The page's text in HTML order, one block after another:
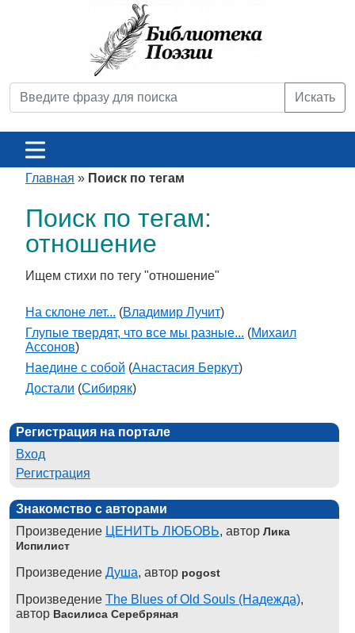
Искать
Главная » Поиск по тегам
Поиск по тегам:
отношение
Ищем стихи по тегу "отношение"
На склоне лет... (Владимир Лучит)
Глупые твердят, что все мы разные... (Михаил
Ассонов)
Наедине с собой (Анастасия Беркут)
Достали (Cибиряк)
Регистрация на портале
Вход
Регистрация
Знакомство с авторами
Произведение ЦЕНИТЬ ЛЮБОВЬ, автор Лика
Испилист
Произведение Душа, автор pogost
Произведение The Blues of Old Souls (Надежда),
автор Василиса Серебряная